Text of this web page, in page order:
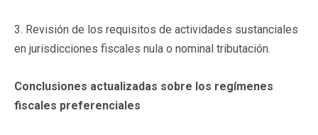
3. Revisión de los requisitos de actividades sustanciales
en jurisdicciones fiscales nula o nominal tributación.
Conclusiones actualizadas sobre los regímenes
fiscales preferenciales